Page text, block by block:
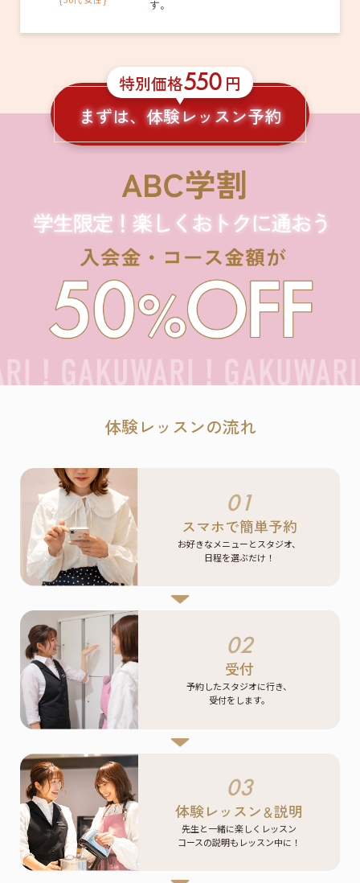
す。
特別価格550 円
まずは、体験レッスン予約
体験レッスンの流れ
01
スマホで簡単予約
お好きなメニューとスタジオ、
日程を選ぶだけ！
02
受付
予約したスタジオに行き、
受付をします。
03
体験レッスン＆説明
先生と一緒に楽しくレッスン
コースの説明もレッスン中に！